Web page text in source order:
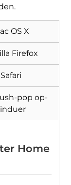
OS X
Firefox
Safari
pop op-
Home